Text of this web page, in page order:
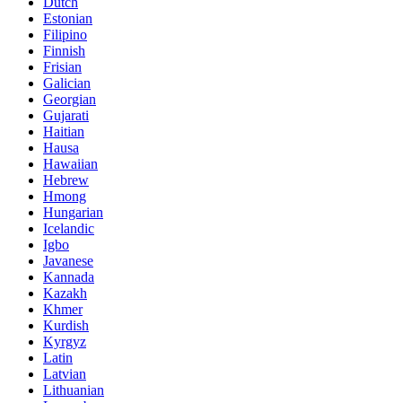
Estonian
Filipino
Finnish
Frisian
Galician
Georgian
Gujarati
Haitian
Hausa
Hawaiian
Hebrew
Hmong
Hungarian
Icelandic
Igbo
Javanese
Kannada
Kazakh
Khmer
Kurdish
Kyrgyz
Latin
Latvian
Lithuanian